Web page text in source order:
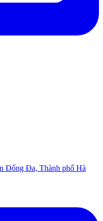
Đống Đa, Thành phố Hà